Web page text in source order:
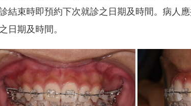
結束時即預約下次就診之日期及時間。病人
日期及時間。